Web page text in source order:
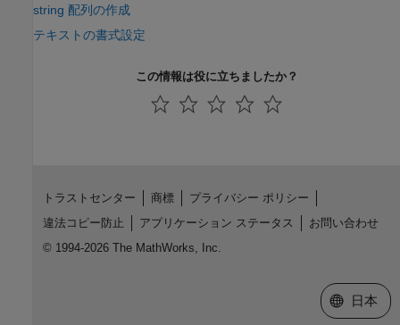
string 配列の作成
テキストの書式設定
この情報は役に立ちましたか？
トラストセンター 商標
プライバシー ポリシー
違法コピー防止
アプリケーション ステータス
お問い合わせ
© 1994-2026 The MathWorks, Inc.
Web サイ
日本